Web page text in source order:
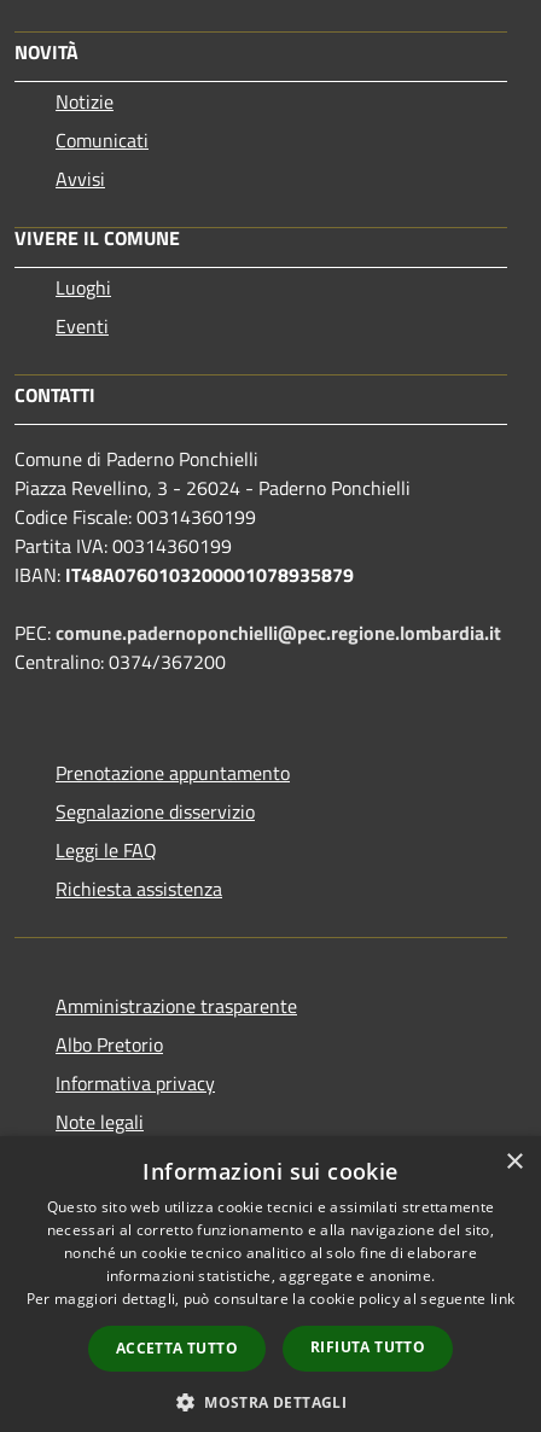
NOVITÀ
Notizie
Comunicati
Avvisi
VIVERE IL COMUNE
Luoghi
Eventi
CONTATTI
Comune di Paderno Ponchielli
Piazza Revellino, 3 - 26024 - Paderno Ponchielli
Codice Fiscale: 00314360199
Partita IVA: 00314360199
IBAN: IT48A0760103200001078935879
PEC:comune.padernoponchielli@pec.regione.lombardia.it
Centralino: 0374/367200
Prenotazione appuntamento
Segnalazione disservizio
Leggi le FAQ
Richiesta assistenza
Amministrazione trasparente
Albo Pretorio
Informativa privacy
Note legali
Dichiarazione di accessibilità 2025
Accessibilità
Copyright © 2026 • Comune di
Paderno Ponchielli • Powered
byMunicipium
Accesso
redazione
×
Informazioni sui cookie
Questo sito web utilizza cookie tecnici e assimilati strettamente
necessari al corretto funzionamento e alla navigazione del sito,
nonché un cookie tecnico analitico al solo fine di elaborare
informazioni statistiche, aggregate e anonime.
Per maggiori dettagli, può consultare la cookie policy al seguente link
ACCETTA TUTTO RIFIUTA TUTTO
MOSTRA DETTAGLI